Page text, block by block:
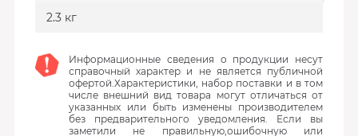
2.3 кг
Информационные сведения о продукции несут
справочный характер и не является публичной
офертой.Характеристики, набор поставки и в том
числе внешний вид товара могут отличаться от
указанных или быть изменены производителем
без предварительного уведомления. Если вы
заметили не правильную,ошибочную или